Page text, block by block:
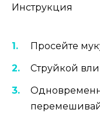
Инструкция
Просейте
Струйкой